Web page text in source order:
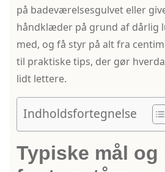
på badeværelsesgulvet eller
håndklæder på grund af dårlig
med, og få styr på alt fra
til praktiske tips, der gør
lidt lettere.
Indholdsfortegnelse
Typiske mål